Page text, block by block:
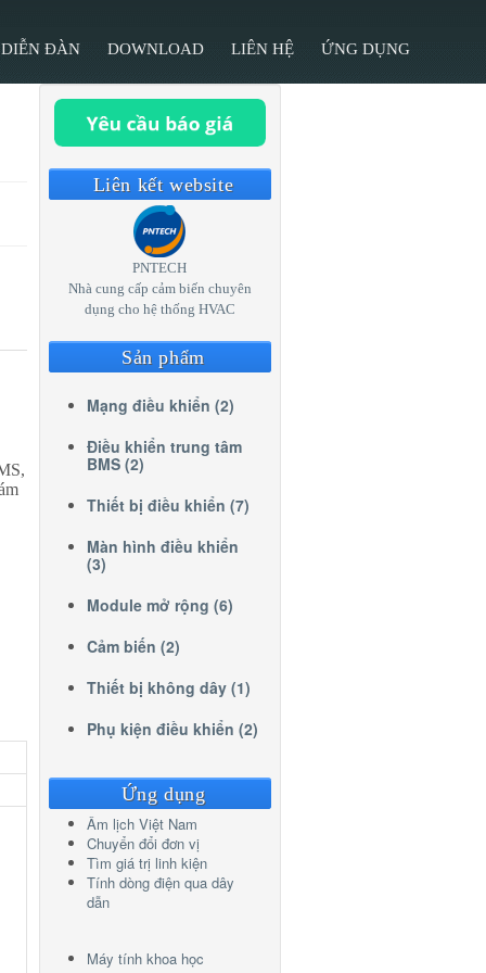
DIỄN ĐÀN DOWNLOAD LIÊN HỆ ỨNG DỤNG
Liên kết website
PNTECH
Nhà cung cấp cảm biến chuyên
dụng cho hệ thống HVAC
Sản phẩm
Mạng điều khiển (2)
Điều khiển trung tâm
BMS (2)
Thiết bị điều khiển (7)
Màn hình điều khiển
(3)
Module mở rộng (6)
Cảm biến (2)
Thiết bị không dây (1)
Phụ kiện điều khiển (2)
Ứng dụng
Âm lịch Việt Nam
Chuyển đổi đơn vị
Tìm giá trị linh kiện
Tính dòng điện qua dây
dẫn
Máy tính khoa học